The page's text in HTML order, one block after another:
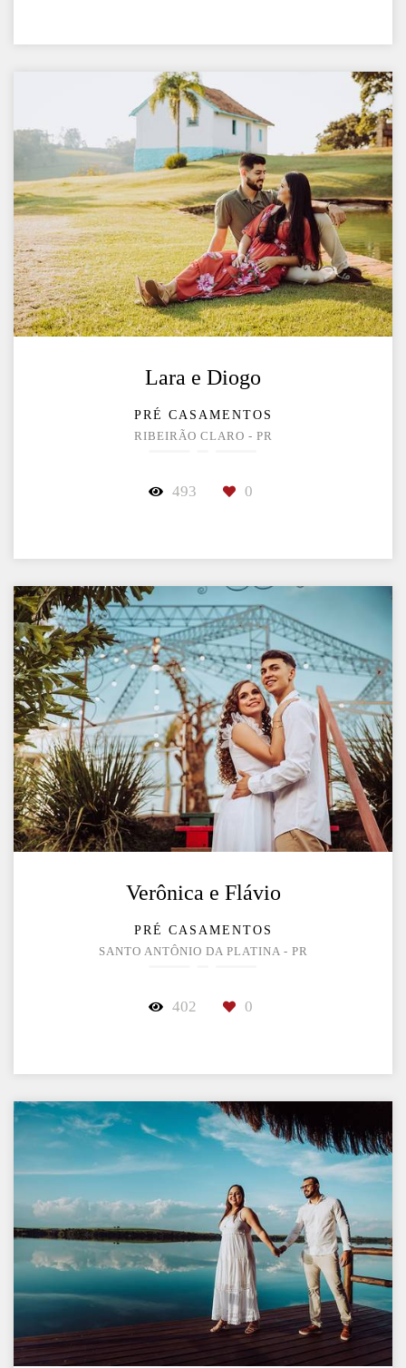
Lara e Diogo
PRÉ CASAMENTOS
RIBEIRÃO CLARO - PR
493 0
Verônica e Flávio
PRÉ CASAMENTOS
SANTO ANTÔNIO DA PLATINA - PR
402 0